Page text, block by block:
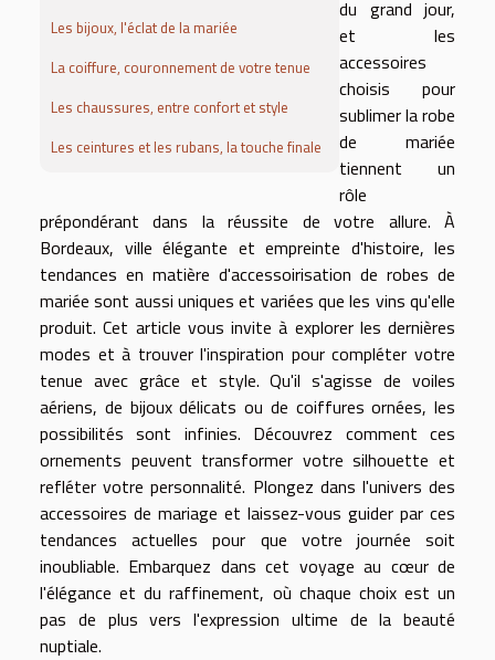
Les bijoux, l'éclat de la mariée
La coiffure, couronnement de votre tenue
Les chaussures, entre confort et style
Les ceintures et les rubans, la touche finale
du grand jour,
et les
accessoires
choisis pour
sublimer la robe
de mariée
tiennent un
rôle
prépondérant dans la réussite de votre allure. À
Bordeaux, ville élégante et empreinte d'histoire, les
tendances en matière d'accessoirisation de robes de
mariée sont aussi uniques et variées que les vins qu'elle
produit. Cet article vous invite à explorer les dernières
modes et à trouver l'inspiration pour compléter votre
tenue avec grâce et style. Qu'il s'agisse de voiles
aériens, de bijoux délicats ou de coiffures ornées, les
possibilités sont infinies. Découvrez comment ces
ornements peuvent transformer votre silhouette et
refléter votre personnalité. Plongez dans l'univers des
accessoires de mariage et laissez-vous guider par ces
tendances actuelles pour que votre journée soit
inoubliable. Embarquez dans cet voyage au cœur de
l'élégance et du raffinement, où chaque choix est un
pas de plus vers l'expression ultime de la beauté
nuptiale.